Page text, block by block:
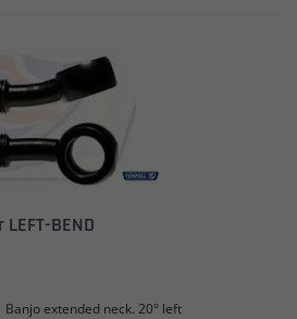
BEND
Banjo extended neck. 20° left